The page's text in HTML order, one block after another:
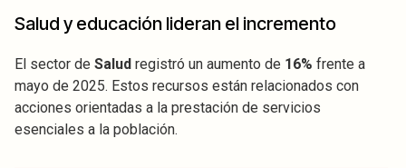
Salud y educación lideran el incremento
El sector de Salud registró un aumento de 16% frente a
mayo de 2025. Estos recursos están relacionados con
acciones orientadas a la prestación de servicios
esenciales a la población.